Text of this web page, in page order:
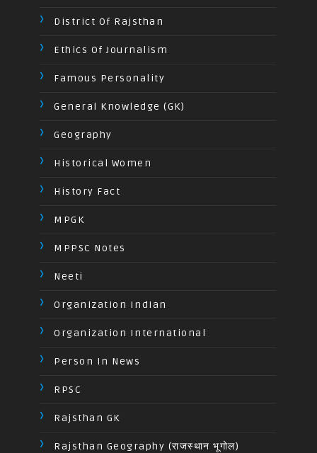
District Of Rajsthan
Ethics Of Journalism
Famous Personality
General Knowledge (GK)
Geography
Historical Women
History Fact
MPGK
MPPSC Notes
Neeti
Organization Indian
Organization International
Person In News
RPSC
Rajsthan GK
Rajsthan Geography (राजस्थान भूगोल)